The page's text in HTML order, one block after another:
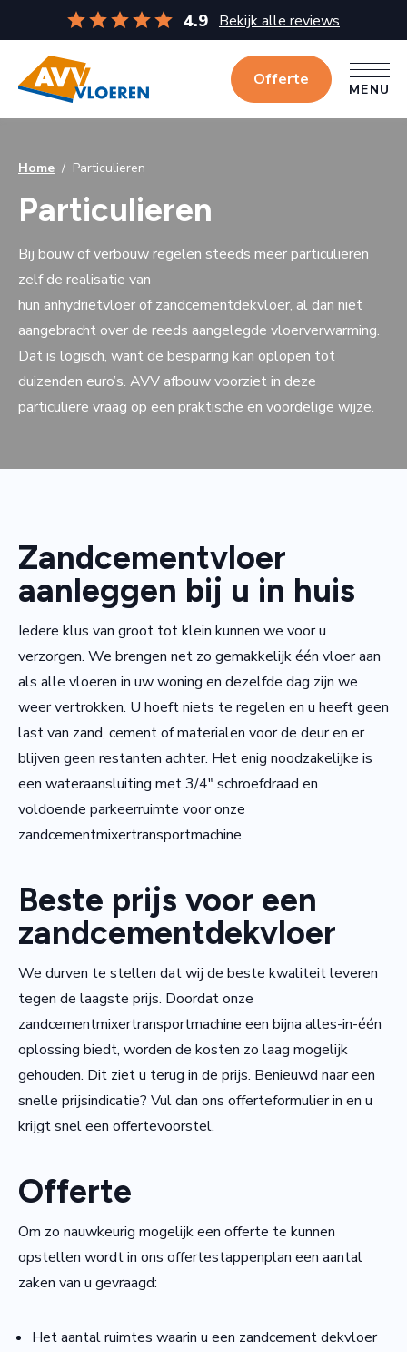
4.9 Bekijk alle reviews
Offerte
MENU
Home / Particulieren
Particulieren
Bij bouw of verbouw regelen steeds meer particulieren
zelf de realisatie van
hun anhydrietvloer of zandcementdekvloer, al dan niet
aangebracht over de reeds aangelegde vloerverwarming.
Dat is logisch, want de besparing kan oplopen tot
duizenden euro’s. AVV afbouw voorziet in deze
particuliere vraag op een praktische en voordelige wijze.
Zandcementvloer
aanleggen bij u in huis
Iedere klus van groot tot klein kunnen we voor u
verzorgen. We brengen net zo gemakkelijk één vloer aan
als alle vloeren in uw woning en dezelfde dag zijn we
weer vertrokken. U hoeft niets te regelen en u heeft geen
last van zand, cement of materialen voor de deur en er
blijven geen restanten achter. Het enig noodzakelijke is
een wateraansluiting met 3/4″ schroefdraad en
voldoende parkeerruimte voor onze
zandcementmixertransportmachine.
Beste prijs voor een
zandcementdekvloer
We durven te stellen dat wij de beste kwaliteit leveren
tegen de laagste prijs. Doordat onze
zandcementmixertransportmachine een bijna alles-in-één
oplossing biedt, worden de kosten zo laag mogelijk
gehouden. Dit ziet u terug in de prijs. Benieuwd naar een
snelle prijsindicatie? Vul dan ons offerteformulier in en u
krijgt snel een offertevoorstel.
Offerte
Om zo nauwkeurig mogelijk een offerte te kunnen
opstellen wordt in ons offertestappenplan een aantal
zaken van u gevraagd:
Het aantal ruimtes waarin u een zandcement dekvloer